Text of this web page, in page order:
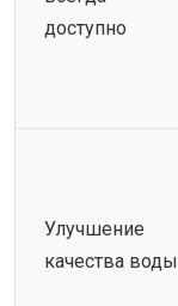
доступно
Улучшение
качества воды